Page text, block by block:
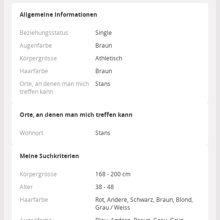
Allgemeine Informationen
Beziehungsstatus
Single
Augenfarbe
Braun
Körpergrösse
Athletisch
Haarfarbe
Braun
Orte, an denen man mich
treffen kann
Stans
Orte, an denen man mich treffen kann
Wohnort Stans
Meine Suchkriterien
Körpergrösse
168 - 200 cm
Alter
38 - 48
Haarfarbe
Rot, Andere, Schwarz, Braun, Blond,
Grau / Weiss